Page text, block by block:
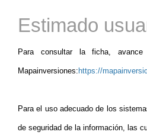
Estimado
Para consultar la ficha,
Mapainversiones: https://
Para el uso adecuado de los
de seguridad de la información, las